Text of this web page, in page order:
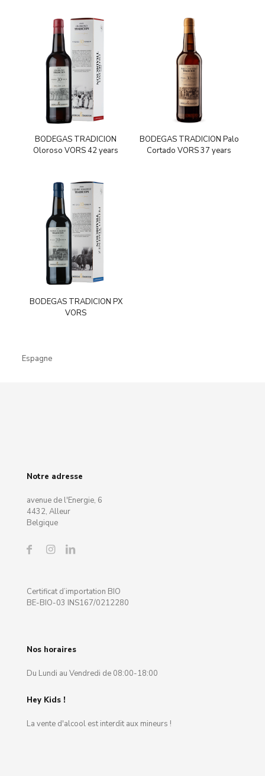
BODEGAS TRADICION
Oloroso VORS 42 years
BODEGAS TRADICION Palo
Cortado VORS 37 years
BODEGAS TRADICION PX
VORS
Espagne
Notre adresse
avenue de l'Energie, 6
4432, Alleur
Belgique
Certificat d’importation BIO
BE-BIO-03 INS167/0212280
Nos horaires
Du Lundi au Vendredi de 08:00-18:00
Hey Kids !
La vente d'alcool est interdit aux mineurs !